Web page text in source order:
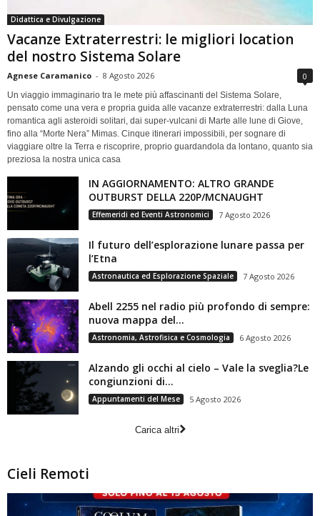
Didattica e Divulgazione
Vacanze Extraterrestri: le migliori location
del nostro Sistema Solare
Agnese Caramanico - 8 Agosto 2026 0
Un viaggio immaginario tra le mete più affascinanti del Sistema Solare,
pensato come una vera e propria guida alle vacanze extraterrestri: dalla Luna
romantica agli asteroidi solitari, dai super-vulcani di Marte alle lune di Giove,
fino alla “Morte Nera” Mimas. Cinque itinerari impossibili, per sognare di
viaggiare oltre la Terra e riscoprire, proprio guardandola da lontano, quanto sia
preziosa la nostra unica casa
IN AGGIORNAMENTO: ALTRO GRANDE
OUTBURST DELLA 220P/MCNAUGHT
Effemeridi ed Eventi Astronomici 7 Agosto 2026
Il futuro dell’esplorazione lunare passa per
l’Etna
Astronautica ed Esplorazione Spaziale 7 Agosto 2026
Abell 2255 nel radio più profondo di sempre:
nuova mappa del...
Astronomia, Astrofisica e Cosmologia 6 Agosto 2026
Alzando gli occhi al cielo – Vale la sveglia?Le
congiunzioni di...
Appuntamenti del Mese 5 Agosto 2026
Carica altri
Cieli Remoti